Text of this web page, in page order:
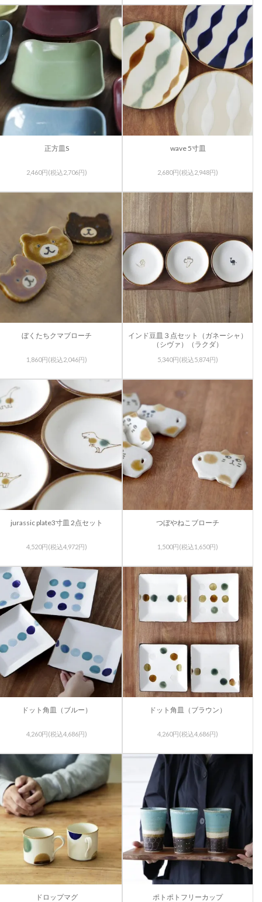
正方皿S
2,460円(税込2,706円)
wave 5寸皿
2,680円(税込2,948円)
ぼくたちクマブローチ
1,860円(税込2,046円)
インド豆皿３点セット（ガネーシャ）
（シヴァ）（ラクダ）
5,340円(税込5,874円)
jurassic plate3寸皿 2点セット
4,520円(税込4,972円)
つぼやねこブローチ
1,500円(税込1,650円)
ドット角皿（ブルー）
4,260円(税込4,686円)
ドット角皿（ブラウン）
4,260円(税込4,686円)
ドロップマグ ポトポトフリーカップ